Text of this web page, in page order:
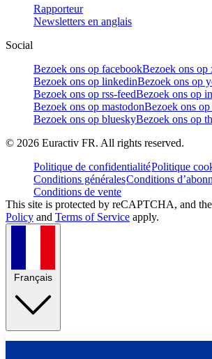
Rapporteur
Newsletters en anglais
Social
Bezoek ons op facebookBezoek ons op
Bezoek ons op linkedinBezoek ons op
Bezoek ons op rss-feedBezoek ons op
Bezoek ons op mastodonBezoek ons
Bezoek ons op blueskyBezoek ons op
© 2026 Euractiv FR. All rights reserved.
Politique de confidentialitéPolitique
Conditions généralesConditions
Conditions de vente
This site is protected by reCAPTCHA, and
Policy and Terms of Service apply.
Français